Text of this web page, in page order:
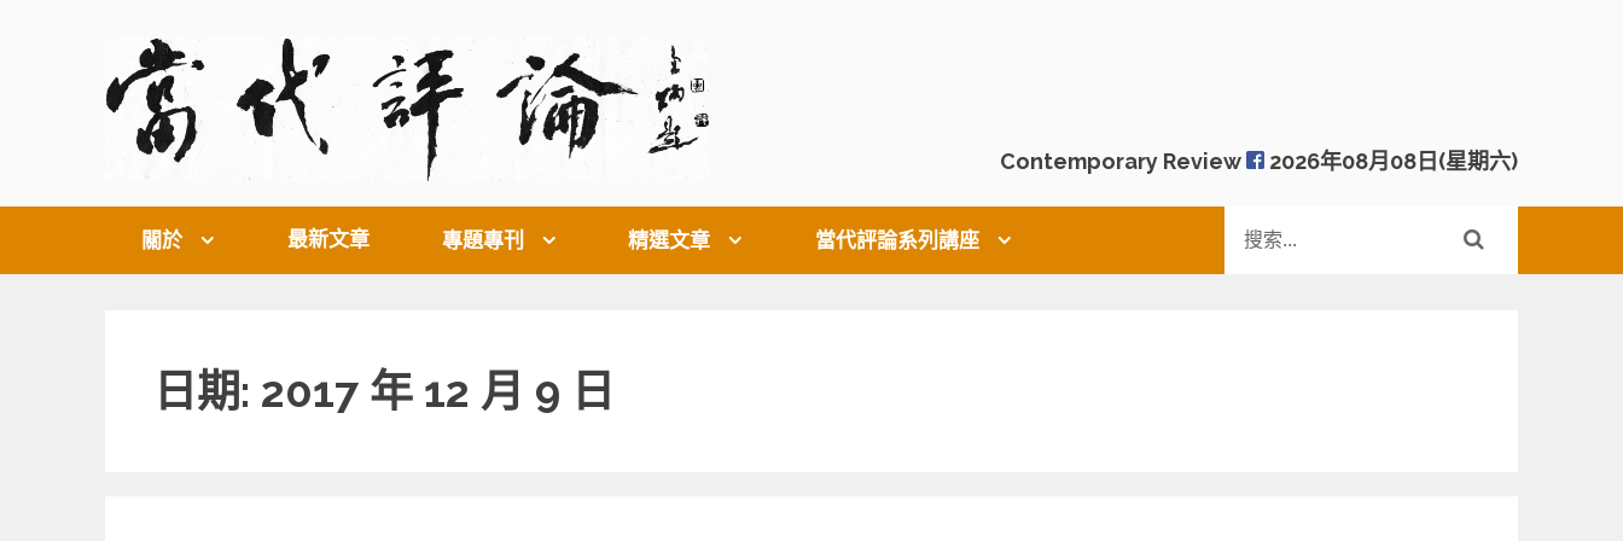
Contemporary Review 2026年08月08日(星期六)
關於 最新文章 專題專刊 精選文章 當代評論系列講座
日期: 2017 年 12 月 9 日